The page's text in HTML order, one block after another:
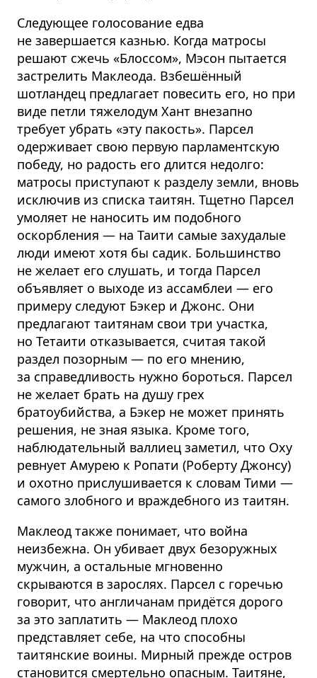
Следующее голосование едва
не завершается казнью. Когда матросы
решают сжечь «Блоссом», Мэсон пытается
застрелить Маклеода. Взбешённый
шотландец предлагает повесить его, но при
виде петли тяжелодум Хант внезапно
требует убрать «эту пакость». Парсел
одерживает свою первую парламентскую
победу, но радость его длится недолго:
матросы приступают к разделу земли, вновь
исключив из списка таитян. Тщетно Парсел
умоляет не наносить им подобного
оскорбления — на Таити самые захудалые
люди имеют хотя бы садик. Большинство
не желает его слушать, и тогда Парсел
объявляет о выходе из ассамблеи — его
примеру следуют Бэкер и Джонс. Они
предлагают таитянам свои три участка,
но Тетаити отказывается, считая такой
раздел позорным — по его мнению,
за справедливость нужно бороться. Парсел
не желает брать на душу грех
братоубийства, а Бэкер не может принять
решения, не зная языка. Кроме того,
наблюдательный валлиец заметил, что Оху
ревнует Амурею к Ропати (Роберту Джонсу)
и охотно прислушивается к словам Тими —
самого злобного и враждебного из таитян.
Маклеод также понимает, что война
неизбежна. Он убивает двух безоружных
мужчин, а остальные мгновенно
скрываются в зарослях. Парсел с горечью
говорит, что англичанам придётся дорого
за это заплатить — Маклеод плохо
представляет себе, на что способны
таитянские воины. Мирный прежде остров
становится смертельно опасным. Таитяне,